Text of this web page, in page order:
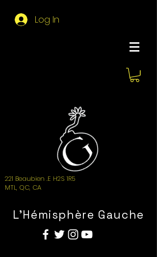
Log In
221 Beaubien .E H2S 1R5
MTL, QC, CA
L'Hémisphère Gauche